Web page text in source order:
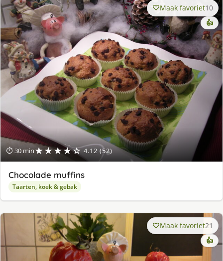
⏱ 30 min★★★★☆ 4.12 (52)
Maak favoriet10
👍
Chocolade muffins
Taarten, koek & gebak
Maak favoriet21
👍